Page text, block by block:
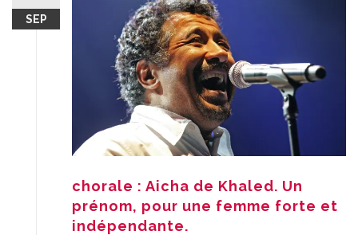
SEP
chorale : Aicha de Khaled. Un
prénom, pour une femme forte et
indépendante.